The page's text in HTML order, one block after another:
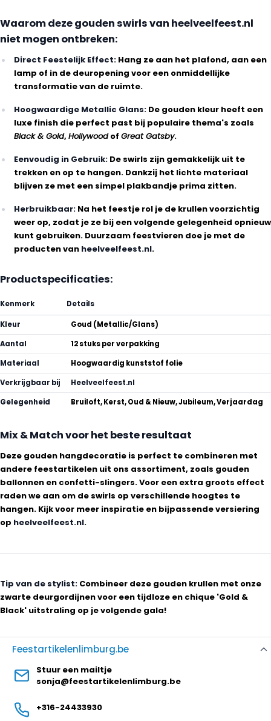
Waarom deze gouden swirls van heelveelfeest.nl
niet mogen ontbreken:
Direct Feestelijk Effect:Hang ze aan het plafond, aan een
lamp of in de deuropening voor een onmiddellijke
transformatie van de ruimte.
Hoogwaardige Metallic Glans:De gouden kleur heeft een
luxe finish die perfect past bij populaire thema's zoals
Black & Gold, Hollywoodof Great Gatsby.
Eenvoudig in Gebruik:De swirls zijn gemakkelijk uit te
trekken en op te hangen. Dankzij het lichte materiaal
blijven ze met een simpel plakbandje prima zitten.
Herbruikbaar:Na het feestje rol je de krullen voorzichtig
weer op, zodat je ze bij een volgende gelegenheid opnieuw
kunt gebruiken. Duurzaam feestvieren doe je met de
producten van heelveelfeest.nl.
Productspecificaties:
Kenmerk Details
Kleur
Goud (Metallic/Glans)
Aantal
12 stuks per verpakking
Materiaal
Hoogwaardig kunststof folie
Verkrijgbaar bij
Heelveelfeest.nl
Gelegenheid
Bruiloft, Kerst, Oud & Nieuw, Jubileum, Verjaardag
Mix & Match voor het beste resultaat
Deze gouden hangdecoratie is perfect te combineren met
andere feestartikelen uit ons assortiment, zoals gouden
ballonnen en confetti-slingers. Voor een extra groots effect
raden we aan om de swirls op verschillende hoogtes te
hangen. Kijk voor meer inspiratie en bijpassende versiering
op heelveelfeest.nl.
Tip van de stylist: Combineer deze gouden krullen met onze
zwarte deurgordijnen voor een tijdloze en chique 'Gold &
Black' uitstraling op je volgende gala!
Feestartikelenlimburg.be
Stuur een mailtje
sonja@feestartikelenlimburg.be
+316-24433930